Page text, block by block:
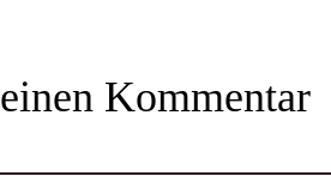
einen Kommentar